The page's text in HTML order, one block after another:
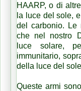
HAARP, o di
la luce del sole,
del carbonio. Le
che nel nostro
luce solare,
immunitario,
della luce del
Queste armi